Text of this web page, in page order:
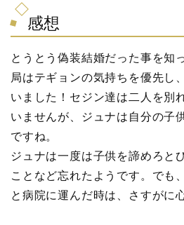
感想
とうとう偽装結婚だった事を知
局はテギョンの気持ちを優先し
いました！セジン達は二人を別
いませんが、ジュナは自分の子
ですね。
ジュナは一度は子供を諦めろと
ことなど忘れたようです。でも
と病院に運んだ時は、さすがに